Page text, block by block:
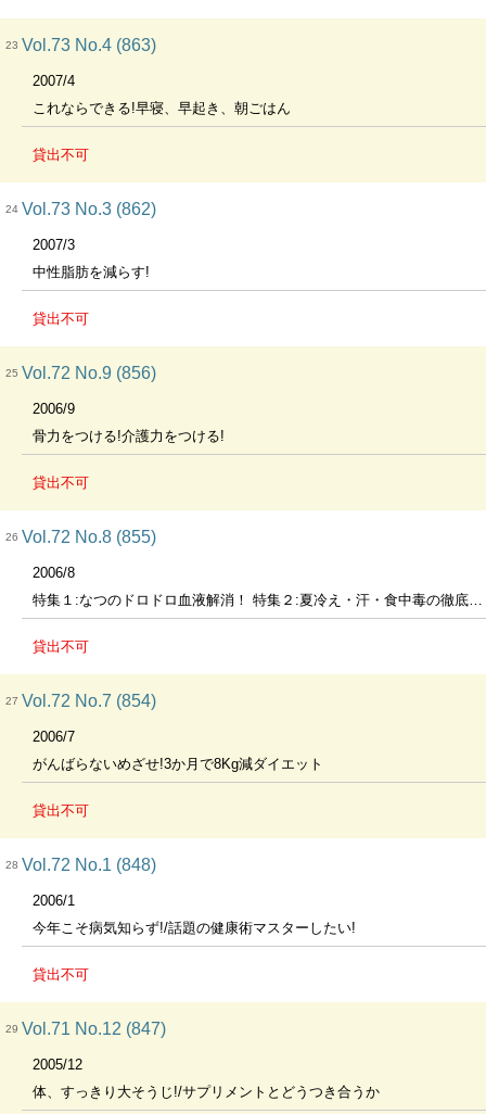
23 Vol.73 No.4 (863)
2007/4
これならできる!早寝、早起き、朝ごはん
貸出不可
24 Vol.73 No.3 (862)
2007/3
中性脂肪を減らす!
貸出不可
25 Vol.72 No.9 (856)
2006/9
骨力をつける!介護力をつける!
貸出不可
26 Vol.72 No.8 (855)
2006/8
特集１:なつのドロドロ血液解消！ 特集２:夏冷え・汗・食中毒の徹底研究
貸出不可
27 Vol.72 No.7 (854)
2006/7
がんばらないめざせ!3か月で8Kg減ダイエット
貸出不可
28 Vol.72 No.1 (848)
2006/1
今年こそ病気知らず!/話題の健康術マスターしたい!
貸出不可
29 Vol.71 No.12 (847)
2005/12
体、すっきり大そうじ!/サプリメントとどうつき合うか